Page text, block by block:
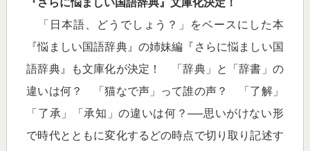
『さらに悩ましい国語辞典』文庫化決定！
「日本語、どうでしょう？」をベースにした本
『悩ましい国語辞典』の姉妹編『さらに悩ましい国
語辞典』も文庫化が決定！ 「辞典」と「辞書」の
違いは何？ 「猫なで声」って誰の声？ 「了解」
「了承」「承知」の違いは何？──思いがけない形
で時代とともに変化するどの時点で切り取り記述す